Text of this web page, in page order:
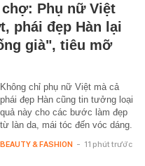
Phụ nữ Việt
phái đẹp Hàn lại
già", tiêu mỡ
Không chỉ phụ nữ Việt mà cả
phái đẹp Hàn cũng tin tưởng loại
quả này cho các bước làm đẹp
từ làn da, mái tóc đến vóc dáng.
BEAUTY & FASHION - 11 phút trước